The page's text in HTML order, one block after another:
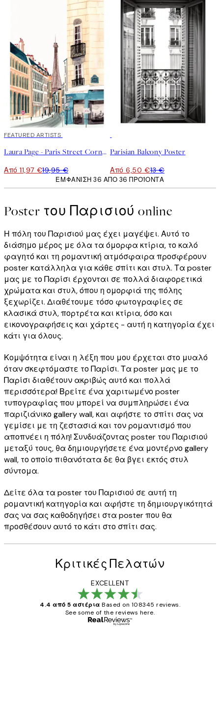
40%*
FEATURED ARTISTS
Laura Page - Paris Street Corner Poster
Από 11,97 €19,95 €
Parisian Balcony Poster
Από 6,50 €13 €
ΕΜΦΆΝΙΣΗ 36 ΑΠΌ 36 ΠΡΟΪΌΝΤΑ
Poster του Παρισιού online
Η πόλη του Παρισιού μας έχει μαγέψει. Αυτό το
διάσημο μέρος με όλα τα όμορφα κτίρια, το καλό
φαγητό και τη ρομαντική ατμόσφαιρα προσφέρουν
poster κατάλληλα για κάθε σπίτι και στυλ. Τα poster
μας με το Παρίσι έρχονται σε πολλά διαφορετικά
χρώματα και στυλ, όπου η ομορφιά της πόλης
ξεχωρίζει. Διαθέτουμε τόσο φωτογραφίες σε
κλασικά στυλ, πορτρέτα και κτίρια, όσο και
εικονογραφήσεις και χάρτες - αυτή η κατηγορία έχει
κάτι για όλους.
Κομψότητα είναι η λέξη που μου έρχεται στο μυαλό
όταν σκεφτόμαστε το Παρίσι. Τα poster μας με το
Παρίσι διαθέτουν ακριβώς αυτό και πολλά
περισσότερα! Βρείτε ένα χαριτωμένο poster
τυπογραφίας που μπορεί να συμπληρώσει ένα
παριζιάνικο gallery wall, και αφήστε το σπίτι σας να
γεμίσει με τη ζεστασιά και τον ρομαντισμό που
αποπνέει η πόλη! Συνδυάζοντας poster του Παρισιού
μεταξύ τους, θα δημιουργήσετε ένα μοντέρνο gallery
wall, το οποίο πιθανότατα δε θα βγει εκτός στυλ
σύντομα.
Δείτε όλα τα poster του Παρισιού σε αυτή τη
ρομαντική κατηγορία και αφήστε τη δημιουργικότητά
σας να σας καθοδηγήσει στα poster που θα
προσθέσουν αυτό το κάτι στο σπίτι σας.
Κριτικές Πελατών
EXCELLENT
4.4 από 5 αστέρια Based on 108345 reviews.
See some of the reviews here.